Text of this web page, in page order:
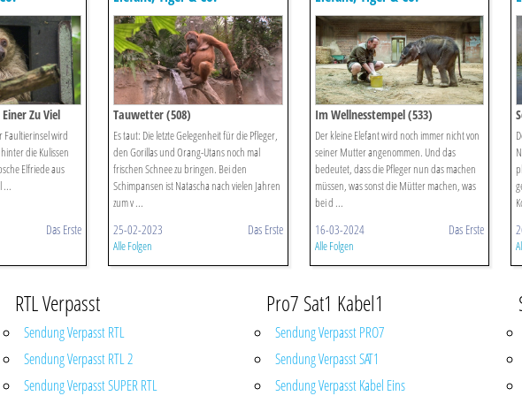
Zu Viel
Faultierinsel wird
die Kulissen
Elfriede aus
...
Das Erste
Tauwetter (508)
Es taut: Die letzte Gelegenheit für die Pfleger,
den Gorillas und Orang-Utans noch mal
frischen Schnee zu bringen. Bei den
Schimpansen ist Natascha nach vielen Jahren
zum v ...
25-02-2023 Das Erste
Alle Folgen
Im Wellnesstempel (533)
Der kleine Elefant wird noch immer nicht von
seiner Mutter angenommen. Und das
bedeutet, dass die Pfleger nun das machen
müssen, was sonst die Mütter machen, was
bei d ...
16-03-2024 Das Erste
Alle Folgen
RTL Verpasst
Sendung Verpasst RTL
Sendung Verpasst RTL 2
Sendung Verpasst SUPER RTL
Pro7 Sat1 Kabel1
Sendung Verpasst PRO7
Sendung Verpasst SAT1
Sendung Verpasst Kabel Eins